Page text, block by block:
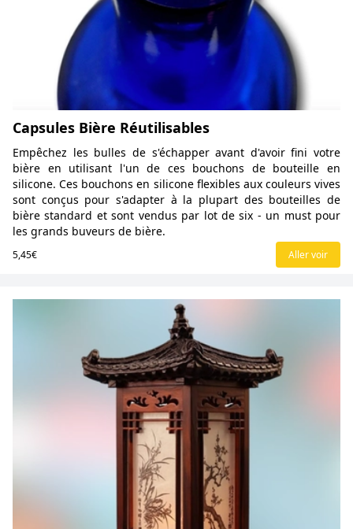
Capsules Bière Réutilisables
Empêchez les bulles de s'échapper avant d'avoir fini votre
bière en utilisant l'un de ces bouchons de bouteille en
silicone. Ces bouchons en silicone flexibles aux couleurs vives
sont conçus pour s'adapter à la plupart des bouteilles de
bière standard et sont vendus par lot de six - un must pour
les grands buveurs de bière.
5,45€ Aller voir